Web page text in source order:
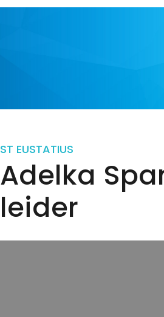
ST EUSTATIUS
Adelka
leider